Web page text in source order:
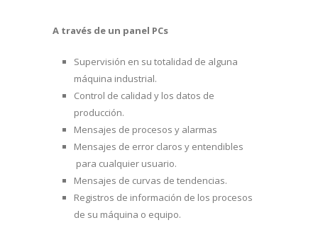
A través de un panel PCs
Supervisión en su totalidad de alguna
máquina industrial.
Control de calidad y los datos de
producción.
Mensajes de procesos y alarmas
Mensajes de error claros y entendibles
para cualquier usuario.
Mensajes de curvas de tendencias.
Registros de información de los procesos
de su máquina o equipo.